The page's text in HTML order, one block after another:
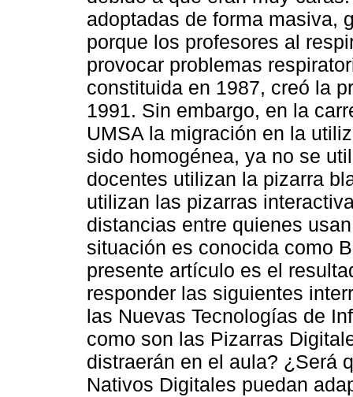
adoptadas de forma masiva,
porque los profesores al
provocar problemas
constituida en 1987, creó la
1991. Sin embargo, en la
UMSA la migración en la
sido homogénea, ya no se
docentes utilizan la pizarra
utilizan las pizarras
distancias entre quienes
situación es conocida como
presente artículo es el
responder las siguientes
las Nuevas Tecnologías de
como son las Pizarras
distraerán en el aula? ¿Será
Nativos Digitales puedan